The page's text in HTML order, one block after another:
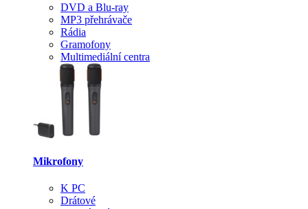
DVD a Blu-ray
MP3 přehrávače
Rádia
Gramofony
Multimediální centra
Mikrofony
K PC
Drátové